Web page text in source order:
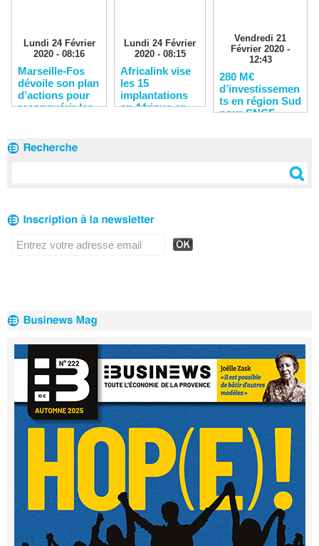
Lundi 24 Février
2020 - 08:16
Marseille-Fos
dévoile son plan
d’actions pour
reconquérir les
Lundi 24 Février
2020 - 08:15
Africalink vise
les 15
implantations
en Afrique en
Vendredi 21
Février 2020 -
12:43
280 M€
d’investissemen
ts en région Sud
pour SNCF